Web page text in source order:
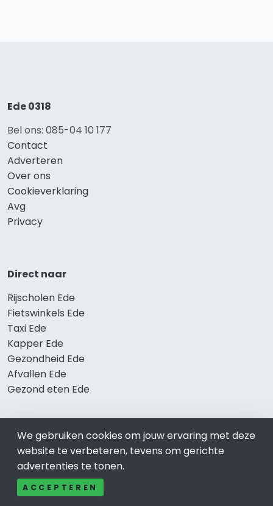
Ede 0318
Bel ons: 085-04 10 177
Contact
Adverteren
Over ons
Cookieverklaring
Avg
Privacy
Direct naar
Rijscholen Ede
Fietswinkels Ede
Taxi Ede
Kapper Ede
Gezondheid Ede
Afvallen Ede
Gezond eten Ede
Bekend in Ede
Restaurants Ede
Catering Ede
Schoonheidssalon Ede
We gebruiken cookies om jouw ervaring met deze
website te verbeteren, tevens om gerichte
advertenties te tonen.
ACCEPTEREN